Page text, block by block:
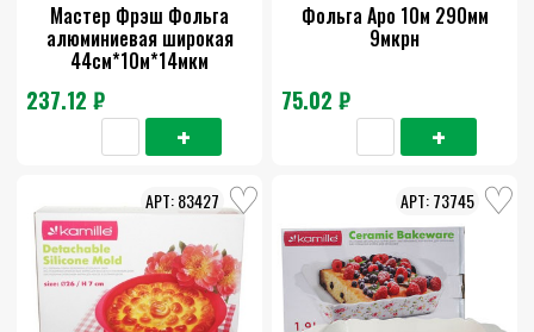
Мастер Фрэш Фольга
алюминиевая широкая
44см*10м*14мкм
237.12 ₽
Фольга Аро 10м 290мм
9мкрн
75.02 ₽
83427 73745